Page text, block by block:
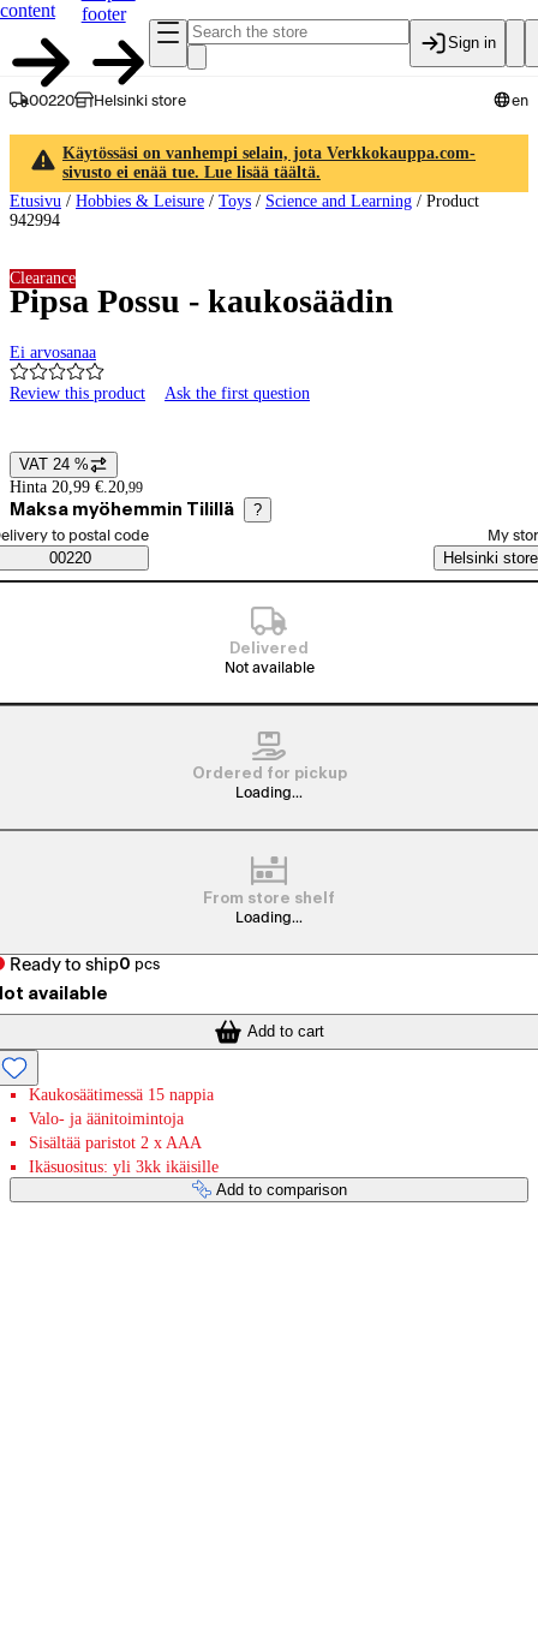
content
footer
Sign in
00220 Helsinki store en
Käytössäsi on vanhempi selain, jota Verkkokauppa.com-
sivusto ei enää tue. Lue lisää täältä.
Etusivu / Hobbies & Leisure / Toys / Science and Learning / Product
942994
Pipsa Possu - kaukosäädin
Ei arvosanaa
Review this product Ask the first question
Clearance
Price details
VAT 24 %
Hinta 20,99 €. 20,99
Maksa myöhemmin Tilillä ?
Saatavuustiedot
order method
to postal code
00220
My
Helsinki store
Delivered
Not available
Ordered for pickup
Loading...
From store shelf
Loading...
Ready to ship0 pcs
available
Add to cart
Kaukosäätimessä 15 nappia
Valo- ja äänitoimintoja
Sisältää paristot 2 x AAA
Ikäsuositus: yli 3kk ikäisille
Add to comparison